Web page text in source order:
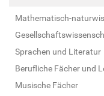
Mathematisch-
Sprachen und Literatur
Berufliche Fächer und
Musische Fächer